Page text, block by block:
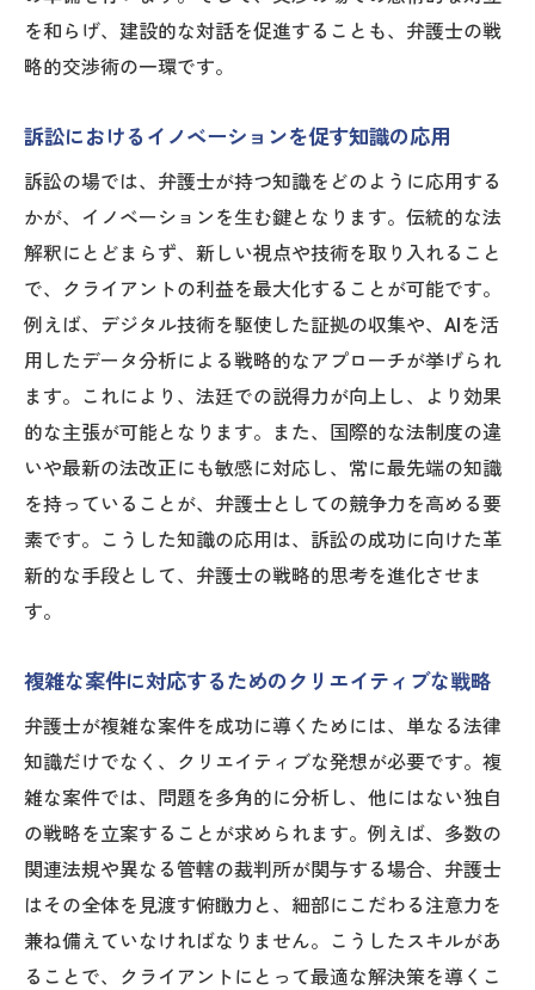
を和らげ、建設的な対話を促進することも、弁護士の戦
略的交渉術の一環です。
訴訟におけるイノベーションを促す知識の応用
訴訟の場では、弁護士が持つ知識をどのように応用する
かが、イノベーションを生む鍵となります。伝統的な法
解釈にとどまらず、新しい視点や技術を取り入れること
で、クライアントの利益を最大化することが可能です。
例えば、デジタル技術を駆使した証拠の収集や、AIを活
用したデータ分析による戦略的なアプローチが挙げられ
ます。これにより、法廷での説得力が向上し、より効果
的な主張が可能となります。また、国際的な法制度の違
いや最新の法改正にも敏感に対応し、常に最先端の知識
を持っていることが、弁護士としての競争力を高める要
素です。こうした知識の応用は、訴訟の成功に向けた革
新的な手段として、弁護士の戦略的思考を進化させま
す。
複雑な案件に対応するためのクリエイティブな戦略
弁護士が複雑な案件を成功に導くためには、単なる法律
知識だけでなく、クリエイティブな発想が必要です。複
雑な案件では、問題を多角的に分析し、他にはない独自
の戦略を立案することが求められます。例えば、多数の
関連法規や異なる管轄の裁判所が関与する場合、弁護士
はその全体を見渡す俯瞰力と、細部にこだわる注意力を
兼ね備えていなければなりません。こうしたスキルがあ
ることで、クライアントにとって最適な解決策を導くこ